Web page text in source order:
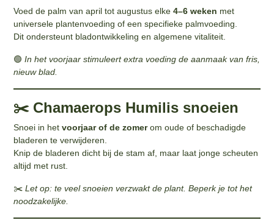
Voed de palm van april tot augustus elke4–6 weken met
universele plantenvoeding of een specifieke palmvoeding.
Dit ondersteunt bladontwikkeling en algemene vitaliteit.
🟢In het voorjaar stimuleert extra voeding de aanmaak van fris,
nieuw blad.
✂️ Chamaerops Humilis snoeien
Snoei in hetvoorjaar of de zomerom oude of beschadigde
bladeren te verwijderen.
Knip de bladeren dicht bij de stam af, maar laat jonge scheuten
altijd met rust.
✂️Let op: te veel snoeien verzwakt de plant. Beperk je tot het
noodzakelijke.